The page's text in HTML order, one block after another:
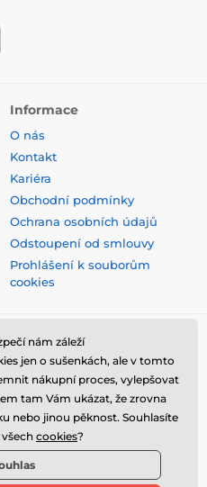
Informace
O nás
Kontakt
Kariéra
Obchodní podmínky
Ochrana osobních údajů
Odstoupení od smlouvy
Prohlášení k souborům
cookies
kartou
nám záleží
jen o sušenkách, ale v tomto
nákupní proces, vylepšovat
tam Vám ukázat, že zrovna
nebo jinou pěknost. Souhlasíte
cookies?